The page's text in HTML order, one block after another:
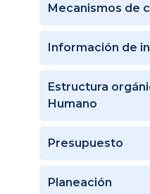
Mecanismos de
Información de
Estructura
Humano
Presupuesto
Planeación